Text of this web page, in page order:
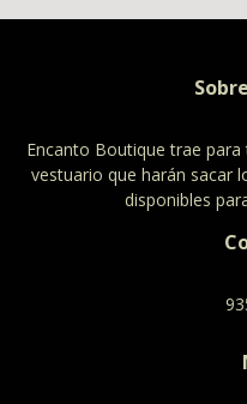
Encanto Boutique trae
vestuario que harán sacar
disponibles